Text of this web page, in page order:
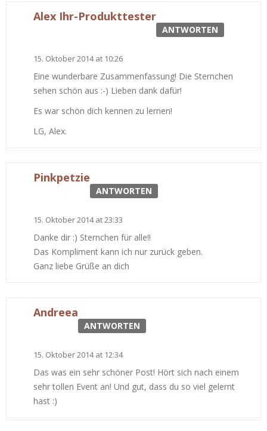
Alex Ihr-Produkttester
ANTWORTEN
15. Oktober 2014 at 10:26
Eine wunderbare Zusammenfassung! Die Sternchen
sehen schön aus :-) Lieben dank dafür!
Es war schön dich kennen zu lernen!
LG, Alex.
Pinkpetzie
ANTWORTEN
15. Oktober 2014 at 23:33
Danke dir :) Sternchen für alle!!
Das Kompliment kann ich nur zurück geben.
Ganz liebe Grüße an dich
Andreea
ANTWORTEN
15. Oktober 2014 at 12:34
Das was ein sehr schöner Post! Hört sich nach einem
sehr tollen Event an! Und gut, dass du so viel gelernt
hast :)